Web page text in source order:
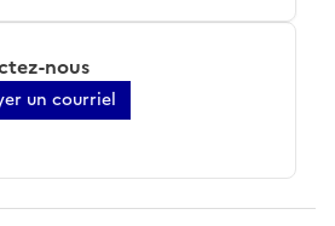
nous
un courriel